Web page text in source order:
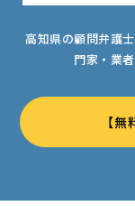
高知県の顧問弁護
門家・業
【